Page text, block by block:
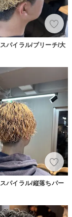
パイラル/ブリーチ/大
パイラル/縦落ちパー